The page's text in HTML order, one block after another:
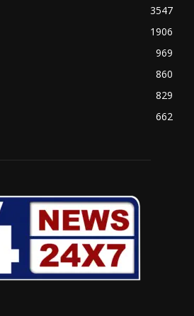
3547
1906
969
860
829
662